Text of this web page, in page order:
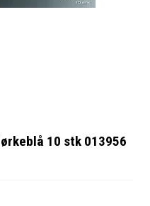
10 stk 013956